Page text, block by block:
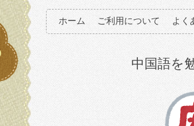
ホーム ご利用について よく
中国語を